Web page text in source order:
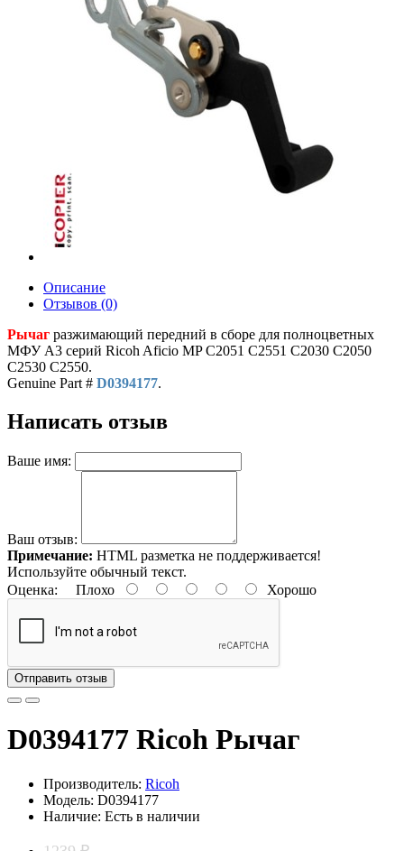
Описание
Отзывов (0)
Рычаг разжимающий передний в сборе для полноцветных
МФУ A3 серий Ricoh Aficio MP C2051 C2551 C2030 C2050
C2530 C2550.
Genuine Part # D0394177.
Написать отзыв
Ваше имя:
Ваш отзыв:
Примечание: HTML разметка не поддерживается!
Используйте обычный текст.
Оценка: Плохо Хорошо
Отправить отзыв
D0394177 Ricoh Рычаг
Производитель: Ricoh
Модель: D0394177
Наличие: Есть в наличии